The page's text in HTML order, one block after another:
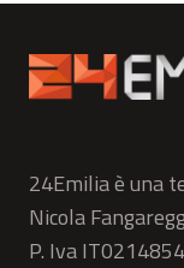
24Emilia è una
Nicola
P. Iva